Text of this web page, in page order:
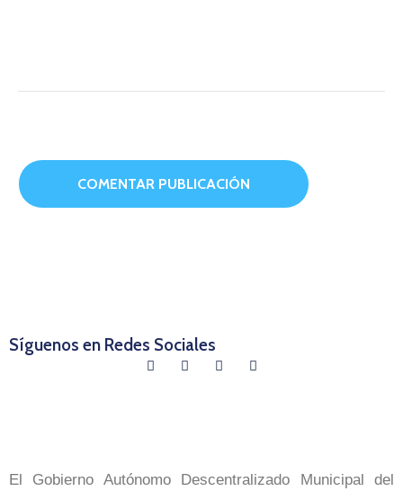
Síguenos en Redes Sociales
El Gobierno Autónomo Descentralizado Municipal del